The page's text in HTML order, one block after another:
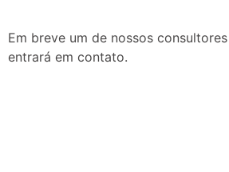
Em breve um de nossos consultores
entrará em contato.